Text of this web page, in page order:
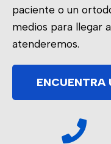
paciente o un
medios para llegar
atenderemos.
ENCUENTRA